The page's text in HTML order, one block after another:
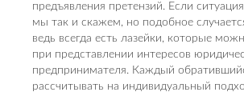
предъявления претензий. Если
мы так и скажем, но подобное
ведь всегда есть лазейки, которые
при представлении интересов
предпринимателя. Каждый
рассчитывать на индивидуальный